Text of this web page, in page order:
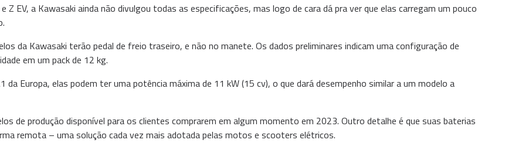
EV, a Kawasaki ainda não divulgou todas as especificações, mas logo de cara dá pra ver que elas carregam um pouco
da Kawasaki terão pedal de freio traseiro, e não no manete. Os dados preliminares indicam uma configuração de
em um pack de 12 kg.
da Europa, elas podem ter uma potência máxima de 11 kW (15 cv), o que dará desempenho similar a um modelo a
de produção disponível para os clientes comprarem em algum momento em 2023. Outro detalhe é que suas baterias
remota – uma solução cada vez mais adotada pelas motos e scooters elétricos.